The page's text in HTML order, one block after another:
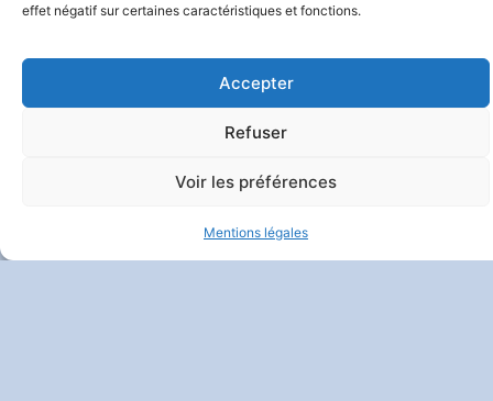
effet négatif sur certaines caractéristiques et fonctions.
Accepter
Refuser
Voir les préférences
Mentions légales